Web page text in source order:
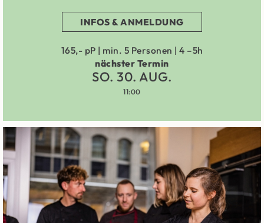
INFOS & ANMELDUNG
165,- pP | min. 5 Personen | 4 –5h
nächster Termin
SO. 30. AUG.
11:00